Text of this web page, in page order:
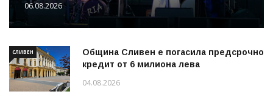
06.08.2026
СЛИВЕН
Община Сливен е погасила предсрочно
кредит от 6 милиона лева
04.08.2026